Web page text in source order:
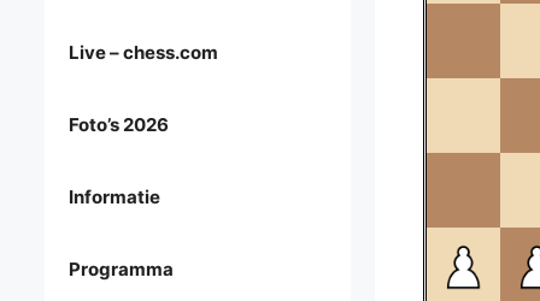
Live – chess.com
Foto’s 2026
Informatie
Programma